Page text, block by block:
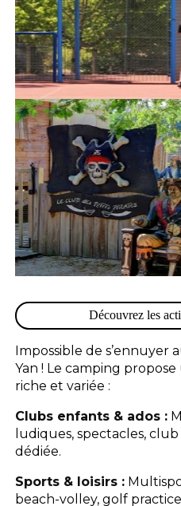
Découvrez les
Impossible de s’ennuyer
Yan ! Le camping
riche et variée :
Clubs enfants & ados :
ludiques, spectacles,
dédiée.
Sports & loisirs :
beach-volley, golf